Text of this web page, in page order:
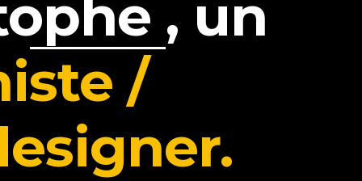
, un
/